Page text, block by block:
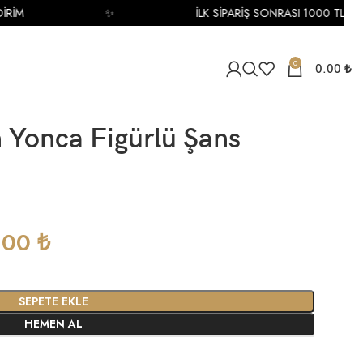
0 0.00 ₺
Yonca Figürlü Şans
₺
SEPETE EKLE
HEMEN AL
İLK SİPARİŞ SONRASI 1000 TL